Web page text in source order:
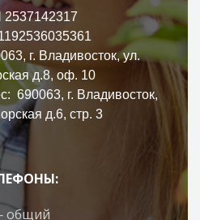
г. Владивосток, ул.
д.8, оф. 10
690063, г. Владивосток,
д.6, стр. 3
общий